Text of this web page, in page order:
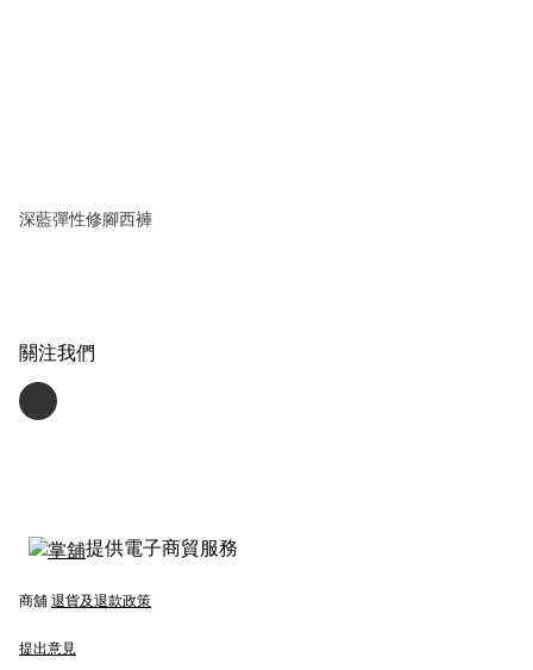
深藍彈性修腳西褲
關注我們
提供電子商貿服務
商舖 退貨及退款政策
提出意見